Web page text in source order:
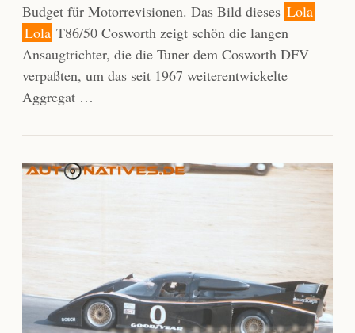
Budget für Motorrevisionen. Das Bild dieses Lola
Lola T86/50 Cosworth zeigt schön die langen
Ansaugtrichter, die die Tuner dem Cosworth DFV
verpaßten, um das seit 1967 weiterentwickelte
Aggregat …